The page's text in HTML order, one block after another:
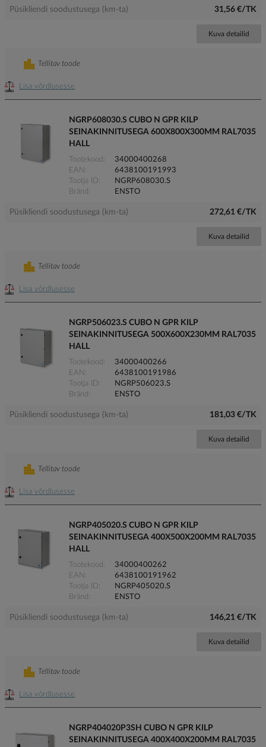
Püsikliendi soodustusega (km-ta) 31,56 €/TK
Kuva detailid
Lisa võrdlusesse
Tellitav toode
NGRP608030.S CUBO N GPR KILP
SEINAKINNITUSEGA 600X800X300MM RAL7035
HALL
Tootekood
34000400268
EAN
6438100191993
Tootja ID
NGRP608030.S
Bränd
ENSTO
Püsikliendi soodustusega (km-ta) 272,61 €/TK
Kuva detailid
Lisa võrdlusesse
Tellitav toode
NGRP506023.S CUBO N GPR KILP
SEINAKINNITUSEGA 500X600X230MM RAL7035
HALL
Tootekood
34000400266
EAN
6438100191986
Tootja ID
NGRP506023.S
Bränd
ENSTO
Püsikliendi soodustusega (km-ta) 181,03 €/TK
Kuva detailid
Lisa võrdlusesse
Tellitav toode
NGRP405020.S CUBO N GPR KILP
SEINAKINNITUSEGA 400X500X200MM RAL7035
HALL
Tootekood
34000400262
EAN
6438100191962
Tootja ID
NGRP405020.S
Bränd
ENSTO
Püsikliendi soodustusega (km-ta) 146,21 €/TK
Kuva detailid
Lisa võrdlusesse
Tellitav toode
NGRP404020P3SH CUBO N GPR KILP
SEINAKINNITUSEGA 400X400X200MM RAL7035